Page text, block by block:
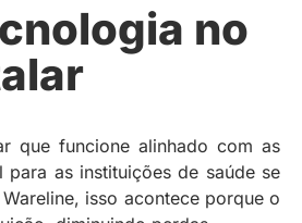
no
que funcione alinhado com as
as instituições de saúde se
isso acontece porque o